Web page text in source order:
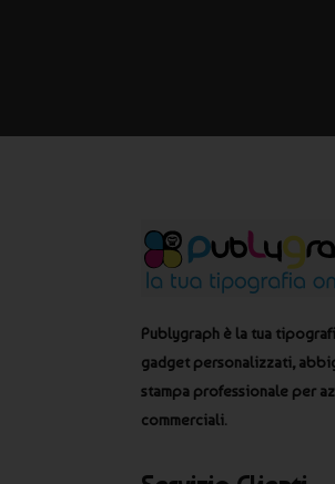
Publygraph è la tua
gadget personalizzati,
stampa professionale per
commerciali.